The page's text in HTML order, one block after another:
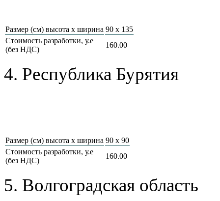
Размер (см) высота х ширина 90 х 135
Стоимость разработки, у.е
(без НДС)
160.00
4. Республика Бурятия
Размер (см) высота х ширина 90 х 90
Стоимость разработки, у.е
(без НДС)
160.00
5. Волгоградская область